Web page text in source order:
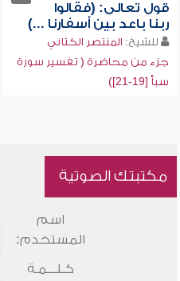
قول تعالى: (فقالوا
ربنا باعد بين أسفارنا ...)
للشيخ: المنتصر الكتاني
جزء من محاضرة ( تفسير سورة
سبأ [19-21])
مكتبتك الصوتية
اسم
المستخدم:
كـلـــمـة